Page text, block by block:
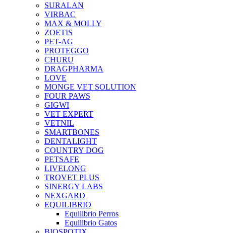
SURALAN
VIRBAC
MAX & MOLLY
ZOETIS
PET-AG
PROTEGGO
CHURU
DRAGPHARMA
LOVE
MONGE VET SOLUTION
FOUR PAWS
GIGWI
VET EXPERT
VETNIL
SMARTBONES
DENTALIGHT
COUNTRY DOG
PETSAFE
LIVELONG
TROVET PLUS
SINERGY LABS
NEXGARD
EQUILIBRIO
Equilibrio Perros
Equilibrio Gatos